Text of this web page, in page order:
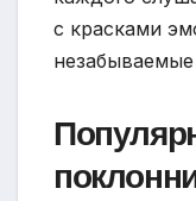
с красками